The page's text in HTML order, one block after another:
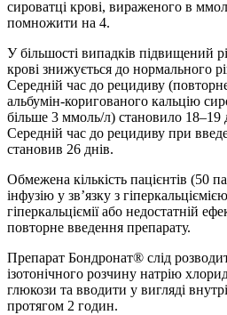
сироватці крові, вираженого в
помножити на 4.
У більшості випадків підвищений
крові знижується до нормального
Середній час до рецидиву
альбумін-коригованого кальцію
більше 3 ммоль/л) становило 18–19
Середній час до рецидиву при
становив 26 днів.
Обмежена кількість пацієнтів (50
інфузію у зв’язку з
гіперкальціємії або недостатній
повторне введення препарату.
Препарат Бондронат® слід
ізотонічного розчину натрію
глюкози та вводити у вигляді
протягом 2 годин.